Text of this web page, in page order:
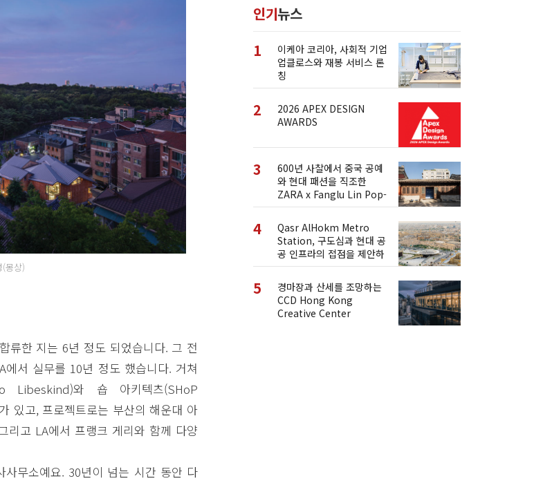
몽상)
류한 지는 6년 정도 되었습니다. 그 전
서 실무를 10년 정도 했습니다. 거쳐
Libeskind)와 숍 아키텍츠(SHoP
있고, 프로젝트로는 부산의 해운대 아
리고 LA에서 프랭크 게리와 함께 다양
무소예요. 30년이 넘는 시간 동안 다
인기뉴스
1
이케아 코리아, 사회적 기업
업클로스와 재봉 서비스 론
칭
2
2026 APEX DESIGN
AWARDS
3
600년 사찰에서 중국 공예
와 현대 패션을 직조한
ZARA x Fanglu Lin Pop-
Up
4
Qasr AlHokm Metro
Station, 구도심과 현대 공
공 인프라의 접점을 제안하
다
5
경마장과 산세를 조망하는
CCD Hong Kong
Creative Center